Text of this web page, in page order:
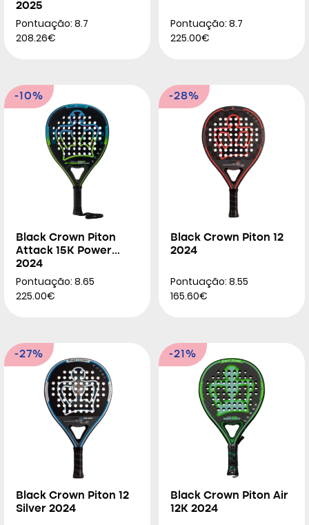
2025
Pontuação: 8.7
208.26€
Pontuação: 8.7
225.00€
-10%
Black Crown Piton
Attack 15K Power
2024
Pontuação: 8.65
225.00€
-28%
Black Crown Piton 12
2024
Pontuação: 8.55
165.60€
-27%
Black Crown Piton 12
Silver 2024
-21%
Black Crown Piton Air
12K 2024